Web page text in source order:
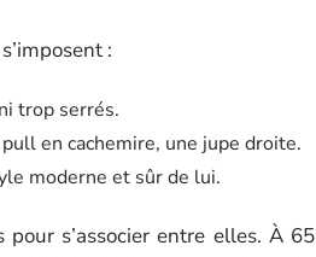
:
trop serrés.
en cachemire, une jupe droite.
moderne et sûr de lui.
s’associer entre elles. À 65